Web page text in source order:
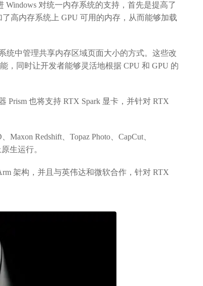
对统一内存系统的支持，首先是提高了
高内存系统上 GPU 可用的内存，从而能够加载
中管理共享内存区域页面大小的方式。这些改
，同时让开发者能够灵活地根据 CPU 和 GPU 的
也将支持 RTX Spark 显卡，并针对 RTX
Redshift、Topaz Photo、CapCut、
生运行。
架构，并且与英伟达和微软合作，针对 RTX